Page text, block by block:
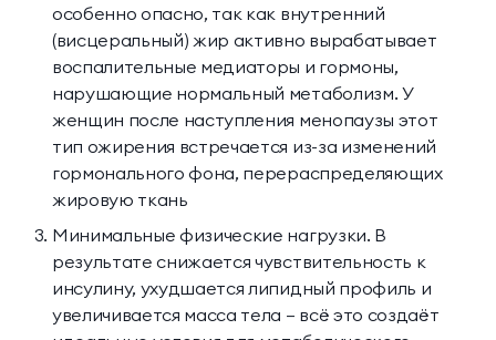
особенно опасно, так как внутренний
(висцеральный) жир активно вырабатывает
воспалительные медиаторы и гормоны,
нарушающие нормальный метаболизм. У
женщин после наступления менопаузы этот
тип ожирения встречается из-за изменений
гормонального фона, перераспределяющих
жировую ткань
Минимальные физические нагрузки. В
результате снижается чувствительность к
инсулину, ухудшается липидный профиль и
увеличивается масса тела — всё это создаёт